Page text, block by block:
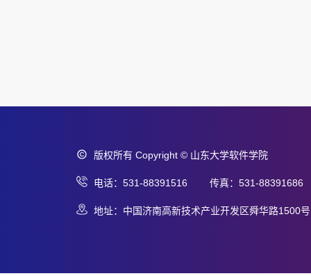
版权所有 Copyright © 山东大学软件学院
电话：531-88391516 传真：531-88391686
地址：中国济南高新技术产业开发区舜华路